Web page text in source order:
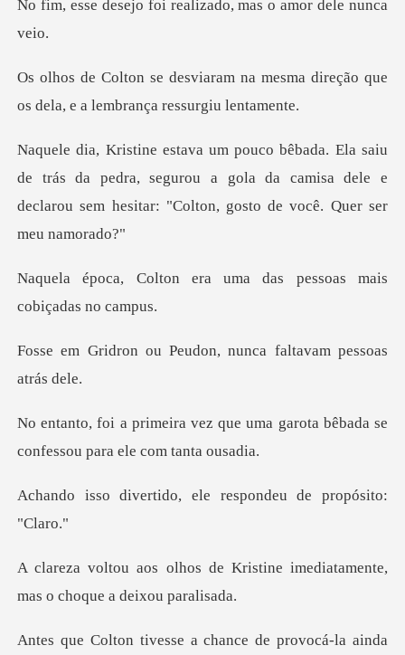
oi realizado, mas o a
na mesma direção que
os dela, e
trás da pedra, segurou a gola da camisa dele e
declarou se
era uma das pessoas ma
eudon, nunca faltavam
que uma garota bêbada se
confes
do, ele respondeu de
Kristine imediatamente,
mas
nce de provocá-la ainda